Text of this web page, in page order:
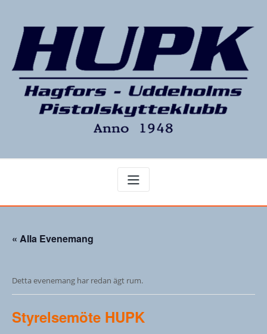
innehåll
« Alla Evenemang
Detta evenemang har redan ägt rum.
Styrelsemöte HUPK